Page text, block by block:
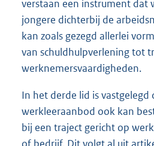
verstaan een instrument dat
jongere dichterbij de
kan zoals gezegd allerlei
van schuldhulpverlening tot
werknemersvaardigheden.
In het derde lid is vastgelegd
werkleeraanbod ook kan
bij een traject gericht op
of bedrijf. Dit volgt al uit